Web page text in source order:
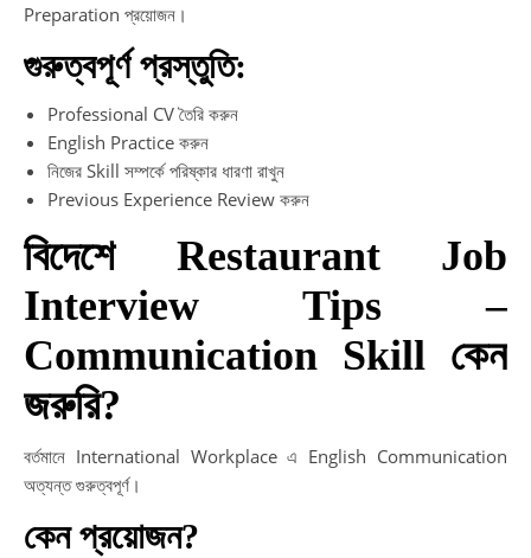
Preparation প্রয়োজন।
গুরুত্বপূর্ণ প্রস্তুতি:
Professional CV তৈরি করুন
English Practice করুন
নিজের Skill সম্পর্কে পরিষ্কার ধারণা রাখুন
Previous Experience Review করুন
বিদেশে Restaurant Job
Interview Tips –
Communication Skill কেন
জরুরি?
বর্তমানে International Workplace এ English Communication
অত্যন্ত গুরুত্বপূর্ণ।
কেন প্রয়োজন?